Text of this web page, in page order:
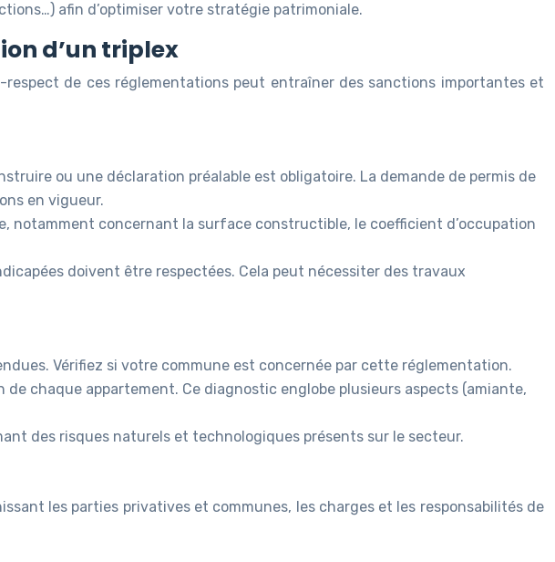
afin d’optimiser votre stratégie patrimoniale.
d’un triplex
de ces réglementations peut entraîner des sanctions importantes et
ou une déclaration préalable est obligatoire. La demande de permis de
en vigueur.
notamment concernant la surface constructible, le coefficient d’occupation
doivent être respectées. Cela peut nécessiter des travaux
Vérifiez si votre commune est concernée par cette réglementation.
chaque appartement. Ce diagnostic englobe plusieurs aspects (amiante,
des risques naturels et technologiques présents sur le secteur.
les parties privatives et communes, les charges et les responsabilités de